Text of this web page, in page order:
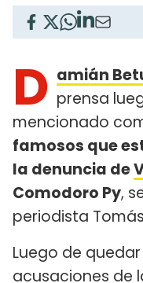
D amián
prensa
mencionado
famosos que
la denuncia de
Comodoro Py,
periodista
Luego de
acusaciones de